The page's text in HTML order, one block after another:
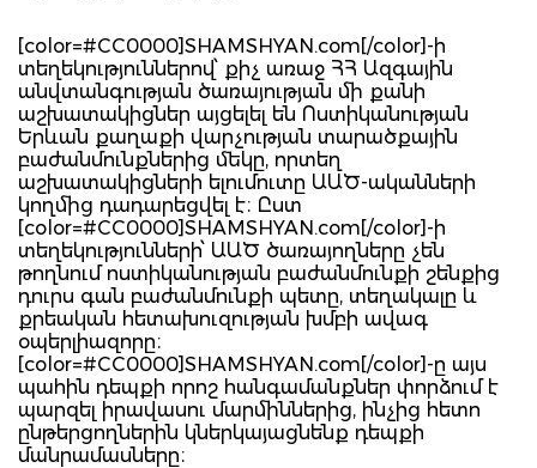
[color=#CC0000]SHAMSHYAN.com[/color]-ի
տեղեկություններով՝ քիչ առաջ ՀՀ Ազգային
անվտանգության ծառայության մի քանի
աշխատակիցներ այցելել են Ոստիկանության
Երևան քաղաքի վարչության տարածքային
բաժանմունքներից մեկը, որտեղ
աշխատակիցների ելումուտը ԱԱԾ-ականների
կողմից դադարեցվել է։ Ըստ
[color=#CC0000]SHAMSHYAN.com[/color]-ի
տեղեկությունների՝ ԱԱԾ ծառայողները չեն
թողնում ոստիկանության բաժանմունքի շենքից
դուրս գան բաժանմունքի պետը, տեղակալը և
քրեական հետախուզության խմբի ավագ
օպերլիազորը։
[color=#CC0000]SHAMSHYAN.com[/color]-ը այս
պահին դեպքի որոշ հանգամանքներ փորձում է
պարզել իրավասու մարմիններից, ինչից հետո
ընթերցողներին կներկայացնենք դեպքի
մանրամասները։